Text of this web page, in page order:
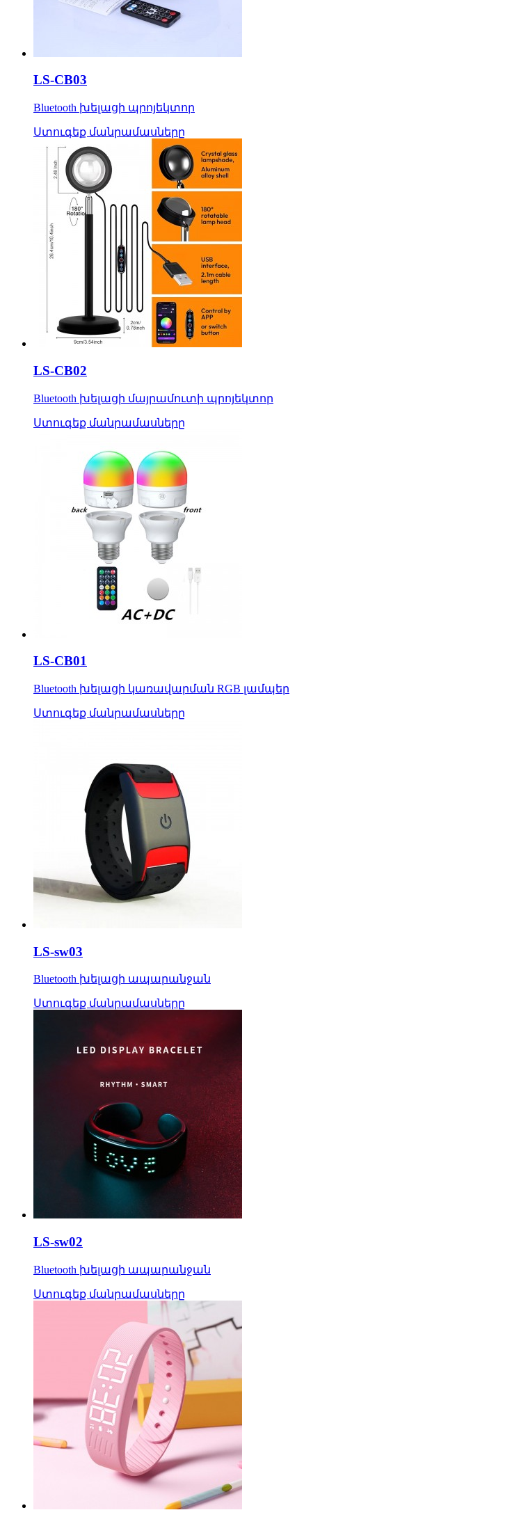
LS-CB03
Bluetooth խելացի պրոյեկտոր
Ստուգեք մանրամասները
LS-CB02
Bluetooth խելացի մայրամուտի պրոյեկտոր
Ստուգեք մանրամասները
LS-CB01
Bluetooth խելացի կառավարման RGB լամպեր
Ստուգեք մանրամասները
LS-sw03
Bluetooth խելացի ապարանջան
Ստուգեք մանրամասները
LS-sw02
Bluetooth խելացի ապարանջան
Ստուգեք մանրամասները